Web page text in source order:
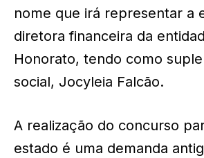
nome que irá representar a
diretora financeira da
Honorato, tendo como
social, Jocyleia Falcão.
A realização do concurso
estado é uma demanda